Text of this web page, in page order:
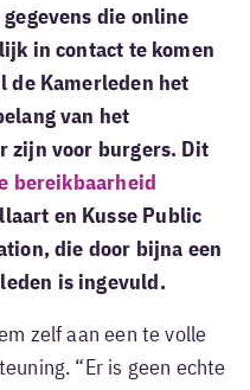
die online
in contact te komen
de Kamerleden het
van het
zijn voor burgers. Dit
bereikbaarheid
en Kusse Public
die door bijna een
is ingevuld.
zelf aan een te volle
“Er is geen echte